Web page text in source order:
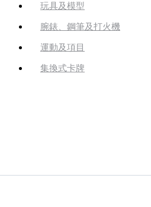
玩具及模型
腕錶、鋼筆及打火機
運動及項目
集換式卡牌